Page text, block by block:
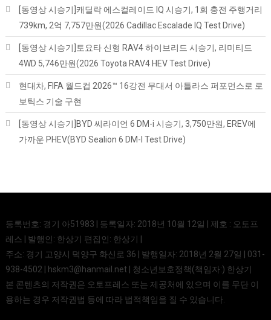
[동영상 시승기]캐딜락 에스컬레이드 IQ 시승기, 1회 충전 주행거리
739km, 2억 7,757만원(2026 Cadillac Escalade IQ Test Drive)
[동영상 시승기]토요타 신형 RAV4 하이브리드 시승기, 리미티드
4WD 5,746만원(2026 Toyota RAV4 HEV Test Drive)
현대차, FIFA 월드컵 2026™ 16강전 무대서 아틀라스 퍼포먼스로 로
보틱스 기술 구현
[동영상 시승기]BYD 씨라이언 6 DM-i 시승기, 3,750만원, EREV에
가까운 PHEV(BYD Sealion 6 DM-I Test Drive)
등록번호: 경기 아51983 | 등록일자: 2018년 10월 12일 | 제호 : 오토프
레스 | 발행인: 한상기 편집인: 한상기 |
주소: 경기 고양시 덕양구 화신로 36 | 발행일자: 2018년 2월 27일 | 031-
938-4502 | hskm3@hanmail.net | 청소년보호정책(책임자:) 한상기
본 콘텐츠의 저작권은 오토프레스 또는 제공처에 있으며 이를 무단 이
용하는 경우 저작권법 등에 따라 법적책임을 질 수 있습니다.